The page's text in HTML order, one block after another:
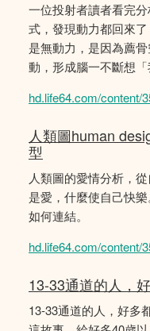
一位投射者讀者看完
式，發現動力都回來
是無動力，是因為薦
動，形成腦一不斷想「
hd.life64.com/content/
人類圖human
型
人類圖的愛情分析，
是愛，什麼使自己快
如何連結。
hd.life64.com/content/
13-33通道的人，
13-33通道的人，好多